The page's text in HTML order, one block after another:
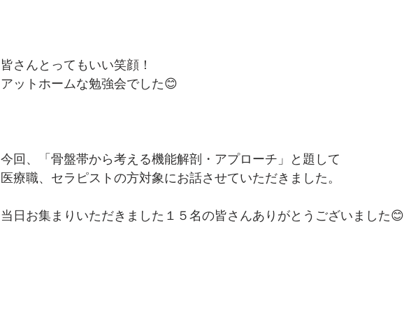
皆さんとってもいい笑顔！
アットホームな勉強会でした😊
今回、「骨盤帯から考える機能解剖・アプローチ」と題して
医療職、セラピストの方対象にお話させていただきました。
当日お集まりいただきました１５名の皆さんありがとうございました😊